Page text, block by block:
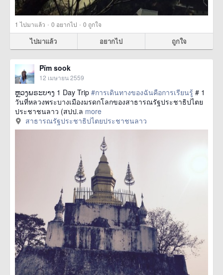
1 ไปมาแล้ว · 0 อยากไป · 0 ถูกใจ
ไปมาแล้ว อยากไป ถูกใจ
Pïm sook
12 เมษายน 2559
ຫຼວງພຣະບາງ 1 Day Trip #การเดินทางของฉันคือการเรียนรู้ # 1
วันที่หลวงพระบางเมืองมรดกโลกของสาธารณรัฐประชาธิปไตย
ประชาชนลาว (สปป.ล more
สาธารณรัฐประชาธิปไตยประชาชนลาว